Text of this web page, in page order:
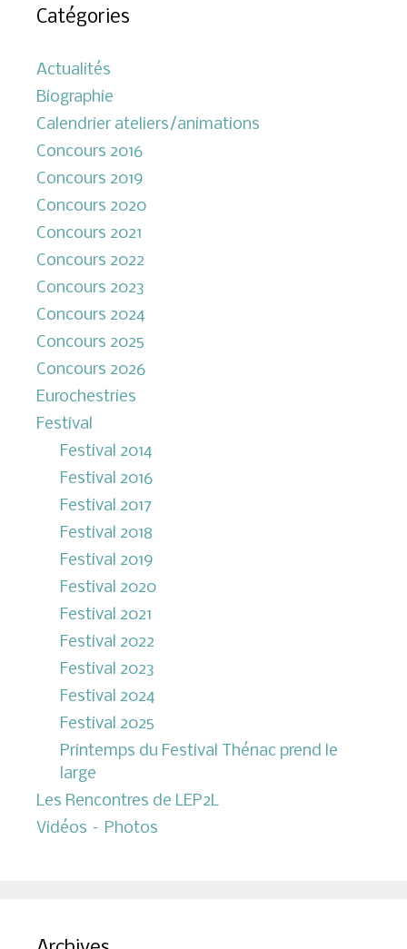
Catégories
Actualités
Biographie
Calendrier ateliers/animations
Concours 2016
Concours 2019
Concours 2020
Concours 2021
Concours 2022
Concours 2023
Concours 2024
Concours 2025
Concours 2026
Eurochestries
Festival
Festival 2014
Festival 2016
Festival 2017
Festival 2018
Festival 2019
Festival 2020
Festival 2021
Festival 2022
Festival 2023
Festival 2024
Festival 2025
Printemps du Festival Thénac prend le
large
Les Rencontres de LEP2L
Vidéos – Photos